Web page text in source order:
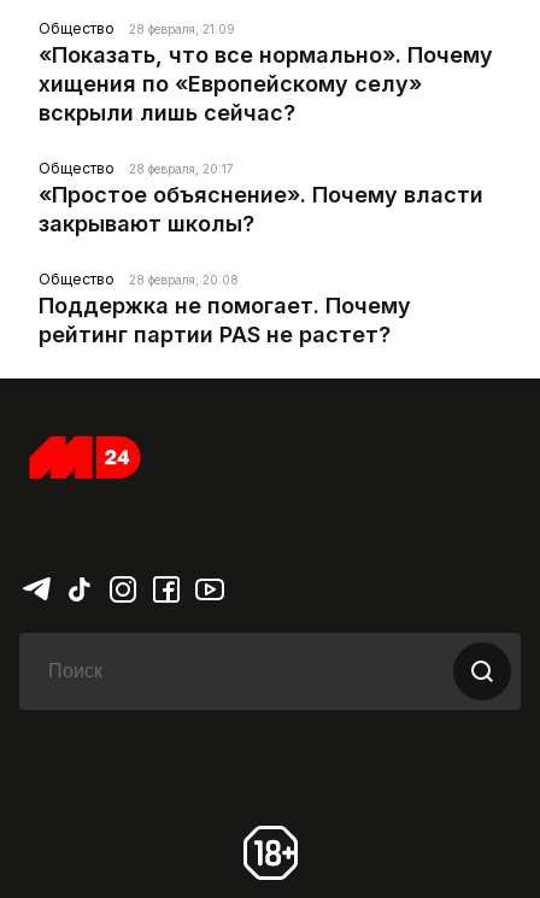
Общество 28 февраля, 21:09
«Показать, что все нормально». Почему
хищения по «Европейскому селу»
вскрыли лишь сейчас?
Общество 28 февраля, 20:17
«Простое объяснение». Почему власти
закрывают школы?
Общество 28 февраля, 20:08
Поддержка не помогает. Почему
рейтинг партии PAS не растет?